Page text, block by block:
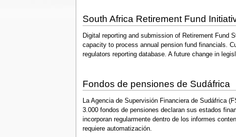
South Africa Retirement Fund
Digital reporting and submission of Retirement Fund
capacity to process annual pension fund financials.
regulators reporting database. A future change in
Fondos de pensiones de Sudáfrica
La Agencia de Supervisión Financiera de Sudáfrica
3.000 fondos de pensiones declaran sus estados
incorporan regularmente dentro de los informes
requiere automatización.